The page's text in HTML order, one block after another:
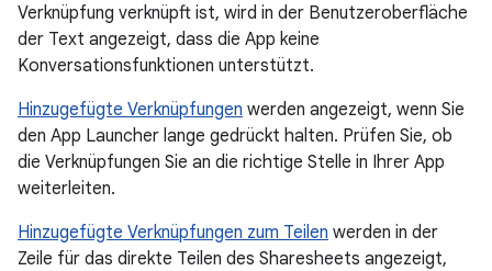
Verknüpfung verknüpft ist, wird in der Benutzeroberfläche
der Text angezeigt, dass die App keine
Konversationsfunktionen unterstützt.
Hinzugefügte Verknüpfungen werden angezeigt, wenn Sie
den App Launcher lange gedrückt halten. Prüfen Sie, ob
die Verknüpfungen Sie an die richtige Stelle in Ihrer App
weiterleiten.
Hinzugefügte Verknüpfungen zum Teilen werden in der
Zeile für das direkte Teilen des Sharesheets angezeigt,